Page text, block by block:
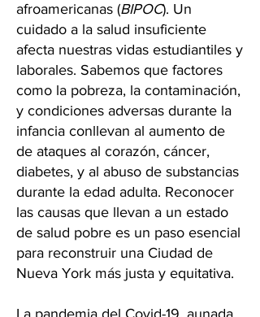
afroamericanas (BIPOC). Un
cuidado a la salud insuficiente
afecta nuestras vidas estudiantiles y
laborales. Sabemos que factores
como la pobreza, la contaminación,
y condiciones adversas durante la
infancia conllevan al aumento de
de ataques al corazón, cáncer,
diabetes, y al abuso de substancias
durante la edad adulta. Reconocer
las causas que llevan a un estado
de salud pobre es un paso esencial
para reconstruir una Ciudad de
Nueva York más justa y equitativa.
La pandemia del Covid-19, aunada